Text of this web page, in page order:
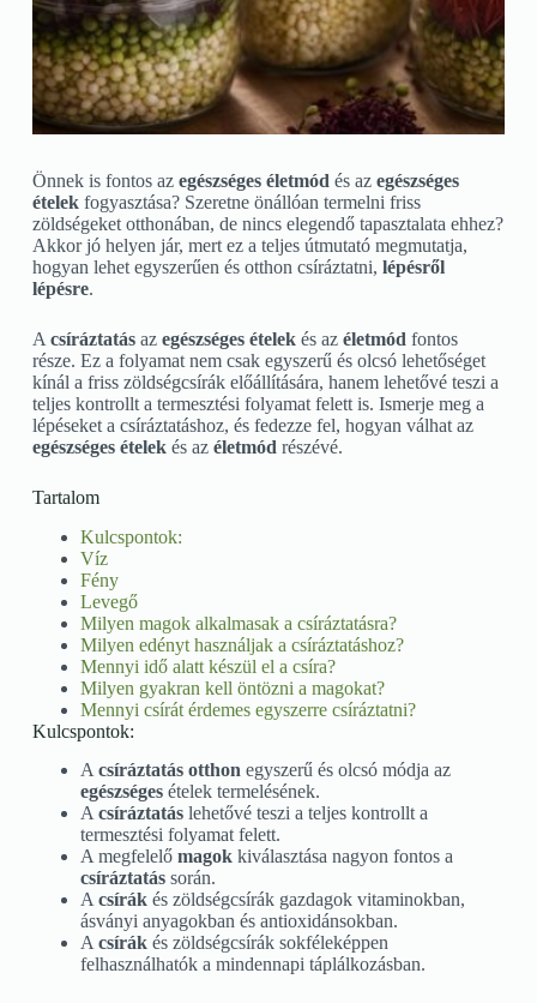
Önnek is fontos az egészséges életmód és az egészséges
ételekfogyasztása? Szeretne önállóan termelni friss
zöldségeket otthonában, de nincs elegendő tapasztalata ehhez?
Akkor jó helyen jár, mert ez a teljes útmutató megmutatja,
hogyan lehet egyszerűen és otthon csíráztatni, lépésről
lépésre.
A csíráztatásaz egészséges ételekés az életmód fontos
része. Ez a folyamat nem csak egyszerű és olcsó lehetőséget
kínál a friss zöldségcsírák előállítására, hanem lehetővé teszi a
teljes kontrollt a termesztési folyamat felett is. Ismerje meg a
lépéseket a csíráztatáshoz, és fedezze fel, hogyan válhat az
egészséges ételekés az életmód részévé.
Tartalom
Kulcspontok:
Víz
Fény
Levegő
Milyen magok alkalmasak a csíráztatásra?
Milyen edényt használjak a csíráztatáshoz?
Mennyi idő alatt készül el a csíra?
Milyen gyakran kell öntözni a magokat?
Mennyi csírát érdemes egyszerre csíráztatni?
Kulcspontok:
Acsíráztatás otthonegyszerű és olcsó módja az
egészségesételek termelésének.
Acsíráztatáslehetővé teszi a teljes kontrollt a
termesztési folyamat felett.
A megfelelő magokkiválasztása nagyon fontos a
csíráztatássorán.
Acsírákés zöldségcsírák gazdagok vitaminokban,
ásványi anyagokban és antioxidánsokban.
Acsírákés zöldségcsírák sokféleképpen
felhasználhatók a mindennapi táplálkozásban.